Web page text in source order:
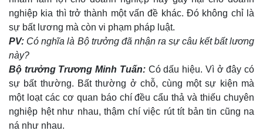
nghiệp kia thì trở thành một vấn đề khác. Đó không chỉ là
sự bất lương mà còn vi phạm pháp luật.
PV: Có nghĩa là Bộ trưởng đã nhận ra sự câu kết bất lương
này?
Bộ trưởng Trương Minh Tuấn:Có dấu hiệu. Vì ở đây có
sự bất thường. Bất thường ở chỗ, cùng một sự kiện mà
một loạt các cơ quan báo chí đều cẩu thả và thiếu chuyên
nghiệp hệt như nhau, thậm chí việc rút tít bản tin cũng na
ná như nhau.